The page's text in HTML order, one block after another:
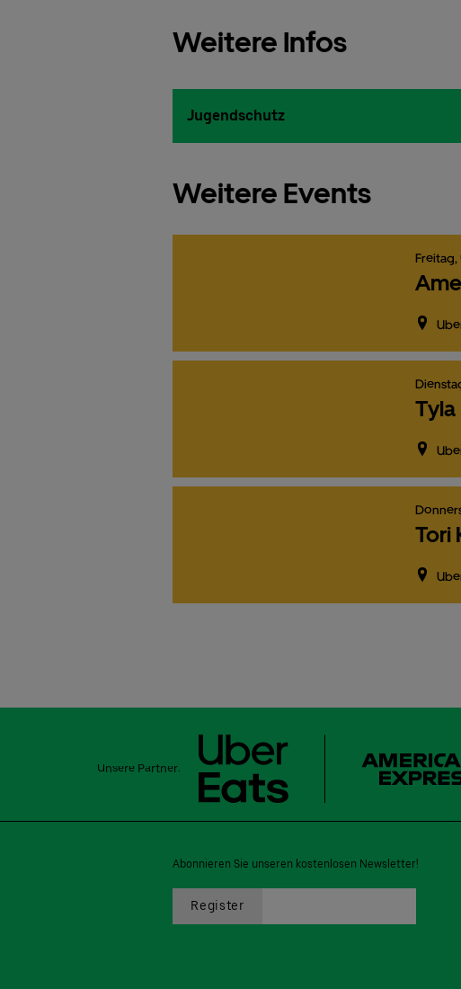
Weitere Infos
Jugendschutz
Weitere Events
Freitag,
Tyla
Tori
Unsere Partner:
Abonnieren Sie unseren kostenlosen Newsletter!